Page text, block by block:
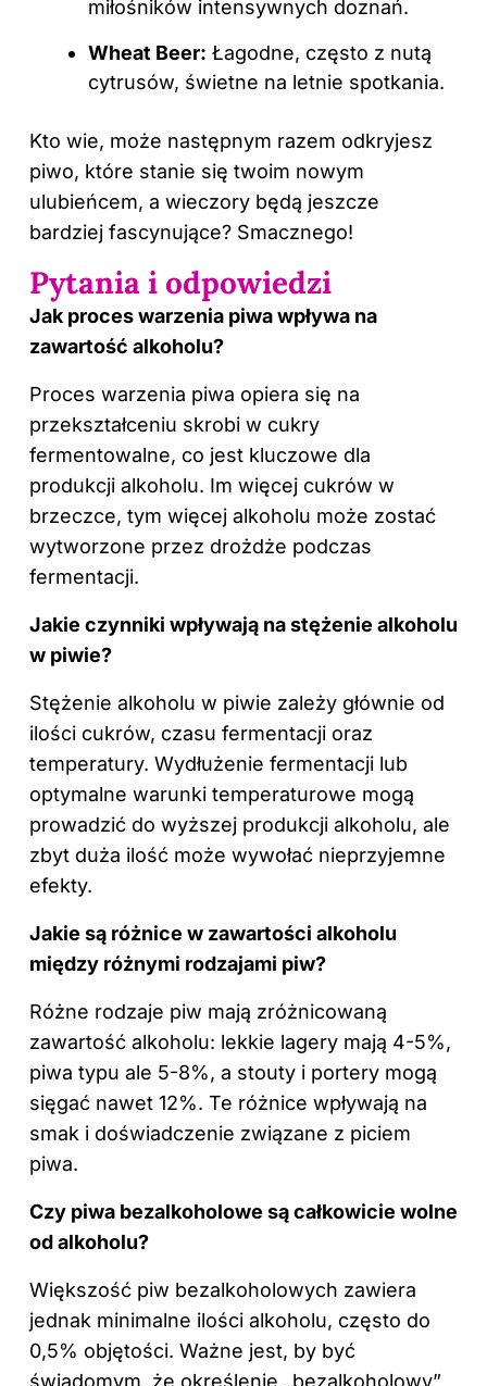
miłośników intensywnych doznań.
Wheat Beer: Łagodne, często z nutą
cytrusów, świetne na letnie spotkania.
Kto wie, może następnym razem odkryjesz
piwo, które stanie się twoim nowym
ulubieńcem, a wieczory będą jeszcze
bardziej fascynujące? Smacznego!
Pytania i odpowiedzi
Jak proces warzenia piwawpływa na
zawartość alkoholu?
Proces warzenia piwa opiera się na
przekształceniu skrobi w cukry
fermentowalne, co jest kluczowe dla
produkcji alkoholu. Im więcej cukrów w
brzeczce, tym więcej alkoholu może zostać
wytworzone przez drożdże podczas
fermentacji.
Jakie czynniki wpływają na stężenie alkoholu
w piwie?
Stężenie alkoholu w piwie zależy głównie od
ilości cukrów, czasu fermentacji oraz
temperatury. Wydłużenie fermentacji lub
optymalne warunki temperaturowe mogą
prowadzić do wyższej produkcji alkoholu, ale
zbyt duża ilość może wywołać nieprzyjemne
efekty.
Jakie są różnice w zawartości alkoholu
między różnymi rodzajami piw?
Różne rodzaje piw mają zróżnicowaną
zawartość alkoholu: lekkie lagery mają 4-5%,
piwa typu ale 5-8%, a stouty i portery mogą
sięgać nawet 12%. Te różnice wpływają na
smak i doświadczenie związane z piciem
piwa.
Czy piwa bezalkoholowe są całkowicie wolne
od alkoholu?
Większość piw bezalkoholowych zawiera
jednak minimalne ilości alkoholu, często do
0,5% objętości. Ważne jest, by być
świadomym, że określenie „bezalkoholowy”